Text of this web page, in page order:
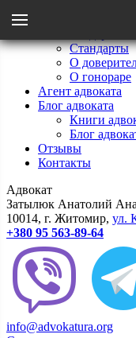
Стандарты
О
О гонораре
Агент адвоката
Блог адвоката
Книги
Блог
Отзывы
Контакты
Адвокат
Затылюк Анатолий
10014, г. Житомир, ул.
+380 95 563-89-64
info@advokatura.org
Назад
Стандарты
О гонораре
О доверителях